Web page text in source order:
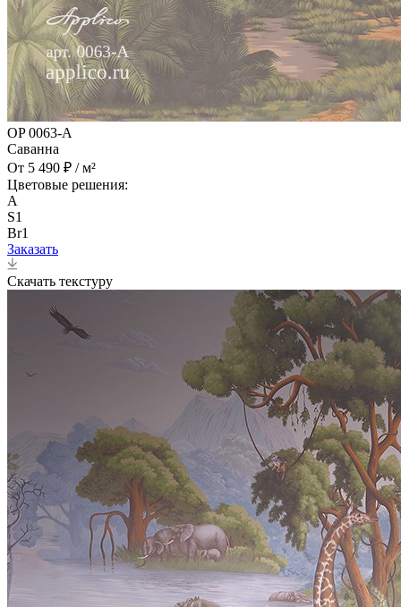
OP 0063-A
Саванна
От 5 490 ₽ / м²
Цветовые решения:
A
S1
Br1
Заказать
Скачать текстуру